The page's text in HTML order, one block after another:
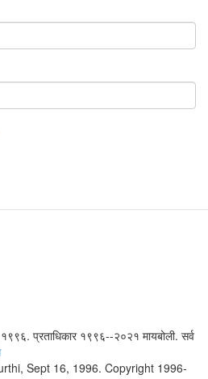
प्रताधिकार १९९६--२०२१ मायबोली. सर्व
Sept 16, 1996. Copyright 1996-